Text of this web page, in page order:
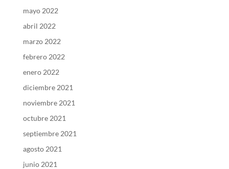
mayo 2022
abril 2022
marzo 2022
febrero 2022
enero 2022
diciembre 2021
noviembre 2021
octubre 2021
septiembre 2021
agosto 2021
junio 2021